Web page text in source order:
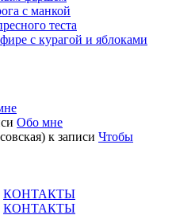
с манкой
теста
с курагой и яблоками
Обо мне
к записи Чтобы
КОНТАКТЫ
КОНТАКТЫ